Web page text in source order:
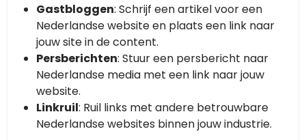
Gastbloggen: Schrijf een artikel voor een
Nederlandse website en plaats een link naar
jouw site in de content.
Persberichten: Stuur een persbericht naar
Nederlandse media met een link naar jouw
website.
Linkruil: Ruil links met andere betrouwbare
Nederlandse websites binnen jouw industrie.